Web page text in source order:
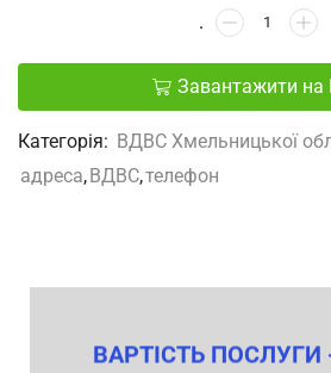
Завантажити на
Категорія: ВДВС Хмельницької
адреса, ВДВС,телефон
ВАРТІСТЬ ПОСЛУГИ